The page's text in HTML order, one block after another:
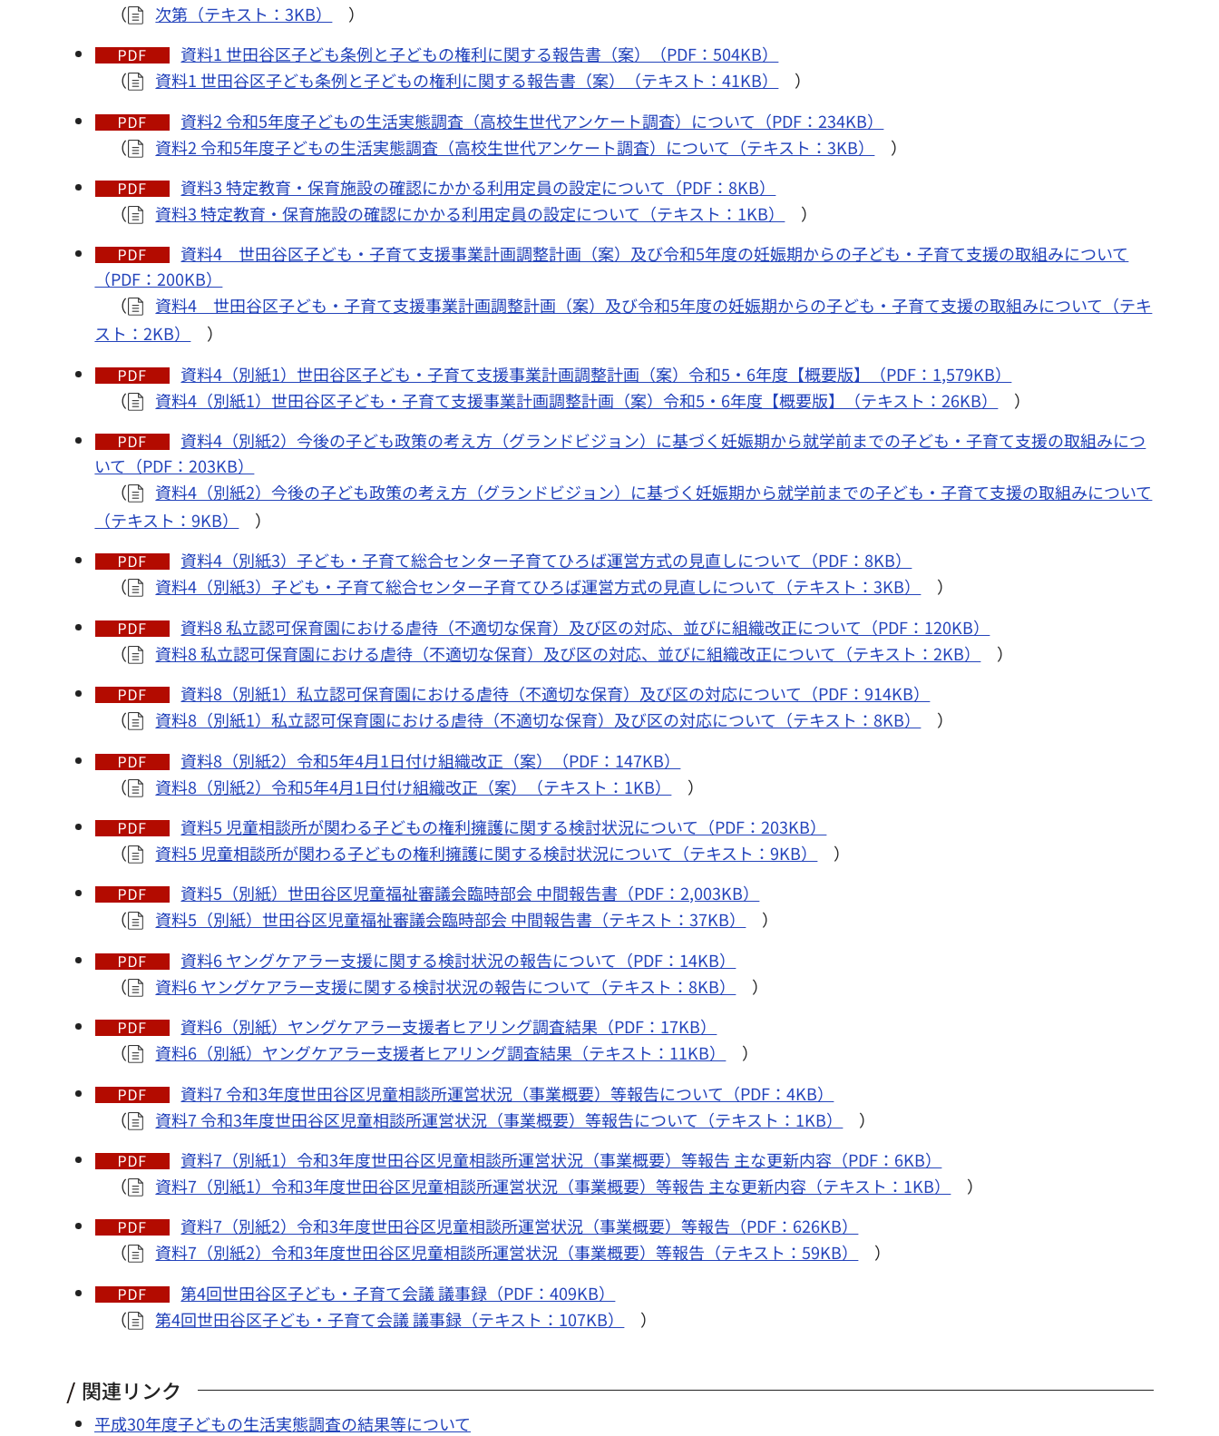
（
次第（テキスト：3KB）
）
資料1 世田谷区子ども条例と子どもの権利に関する報告書（案）（PDF：504KB）
（
資料1 世田谷区子ども条例と子どもの権利に関する報告書（案）（テキスト：41KB）
）
資料2 令和5年度子どもの生活実態調査（高校生世代アンケート調査）について（PDF：234KB）
（
資料2 令和5年度子どもの生活実態調査（高校生世代アンケート調査）について（テキスト：3KB）
）
資料3 特定教育・保育施設の確認にかかる利用定員の設定について（PDF：8KB）
（
資料3 特定教育・保育施設の確認にかかる利用定員の設定について（テキスト：1KB）
）
資料4 世田谷区子ども・子育て支援事業計画調整計画（案）及び令和5年度の妊娠期からの子ども・子育て支援の取組みについて
（PDF：200KB）
（
資料4 世田谷区子ども・子育て支援事業計画調整計画（案）及び令和5年度の妊娠期からの子ども・子育て支援の取組みについて（テキ
スト：2KB）
）
資料4（別紙1）世田谷区子ども・子育て支援事業計画調整計画（案）令和5・6年度【概要版】（PDF：1,579KB）
（
資料4（別紙1）世田谷区子ども・子育て支援事業計画調整計画（案）令和5・6年度【概要版】（テキスト：26KB）
）
資料4（別紙2）今後の子ども政策の考え方（グランドビジョン）に基づく妊娠期から就学前までの子ども・子育て支援の取組みにつ
いて（PDF：203KB）
（
資料4（別紙2）今後の子ども政策の考え方（グランドビジョン）に基づく妊娠期から就学前までの子ども・子育て支援の取組みについて
（テキスト：9KB）
）
資料4（別紙3）子ども・子育て総合センター子育てひろば運営方式の見直しについて（PDF：8KB）
（
資料4（別紙3）子ども・子育て総合センター子育てひろば運営方式の見直しについて（テキスト：3KB）
）
資料8 私立認可保育園における虐待（不適切な保育）及び区の対応、並びに組織改正について（PDF：120KB）
（
資料8 私立認可保育園における虐待（不適切な保育）及び区の対応、並びに組織改正について（テキスト：2KB）
）
資料8（別紙1）私立認可保育園における虐待（不適切な保育）及び区の対応について（PDF：914KB）
（
資料8（別紙1）私立認可保育園における虐待（不適切な保育）及び区の対応について（テキスト：8KB）
）
資料8（別紙2）令和5年4月1日付け組織改正（案）（PDF：147KB）
（
資料8（別紙2）令和5年4月1日付け組織改正（案）（テキスト：1KB）
）
資料5 児童相談所が関わる子どもの権利擁護に関する検討状況について（PDF：203KB）
（
資料5 児童相談所が関わる子どもの権利擁護に関する検討状況について（テキスト：9KB）
）
資料5（別紙）世田谷区児童福祉審議会臨時部会 中間報告書（PDF：2,003KB）
（
資料5（別紙）世田谷区児童福祉審議会臨時部会 中間報告書（テキスト：37KB）
）
資料6 ヤングケアラー支援に関する検討状況の報告について（PDF：14KB）
（
資料6 ヤングケアラー支援に関する検討状況の報告について（テキスト：8KB）
）
資料6（別紙）ヤングケアラー支援者ヒアリング調査結果（PDF：17KB）
（
資料6（別紙）ヤングケアラー支援者ヒアリング調査結果（テキスト：11KB）
）
資料7 令和3年度世田谷区児童相談所運営状況（事業概要）等報告について（PDF：4KB）
（
資料7 令和3年度世田谷区児童相談所運営状況（事業概要）等報告について（テキスト：1KB）
）
資料7（別紙1）令和3年度世田谷区児童相談所運営状況（事業概要）等報告 主な更新内容（PDF：6KB）
（
資料7（別紙1）令和3年度世田谷区児童相談所運営状況（事業概要）等報告 主な更新内容（テキスト：1KB）
）
資料7（別紙2）令和3年度世田谷区児童相談所運営状況（事業概要）等報告（PDF：626KB）
（
資料7（別紙2）令和3年度世田谷区児童相談所運営状況（事業概要）等報告（テキスト：59KB）
）
第4回世田谷区子ども・子育て会議 議事録（PDF：409KB）
（
第4回世田谷区子ども・子育て会議 議事録（テキスト：107KB） ）
関連リンク
平成30年度子どもの生活実態調査の結果等について